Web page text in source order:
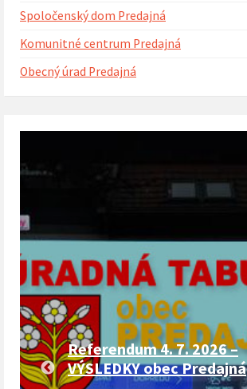
Spoločenský dom Predajná
Komunitné centrum Predajná
Obecný úrad Predajná
Referendum 4. 7. 2026 –
VÝSLEDKY obec Predajná